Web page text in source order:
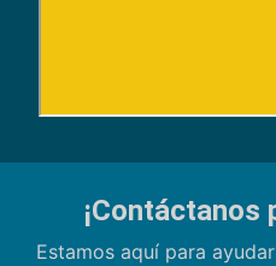
¡Contáctanos
Estamos aquí para